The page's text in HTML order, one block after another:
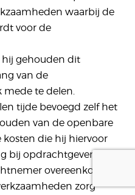
waarbij de
voor de
hij gehouden dit
van de
mede te delen.
tijde bevoegd zelf het
van de openbare
die hij hiervoor
bij opdrachtgever, tenzij
overeenkomt dat
zorg